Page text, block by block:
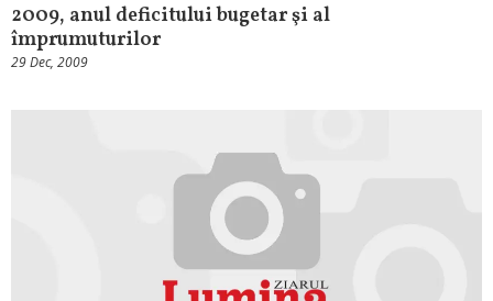
2009, anul deficitului bugetar şi al
împrumuturilor
29 Dec, 2009